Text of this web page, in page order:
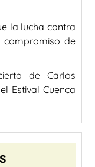
la lucha contra
compromiso de
de Carlos
Estival Cuenca